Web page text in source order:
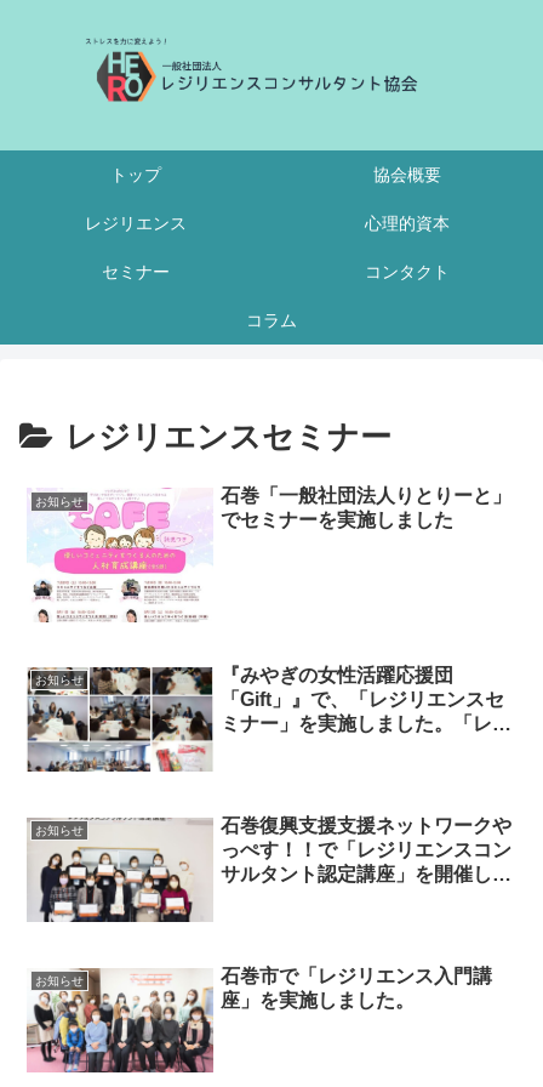
トップ 協会概要
レジリエンス 心理的資本
セミナー コンタクト
コラム
レジリエンスセミナー
お知らせ
石巻「一般社団法人りとりーと」
でセミナーを実施しました
お知らせ
『みやぎの女性活躍応援団
「Gift」』で、「レジリエンスセ
ミナー」を実施しました。「レジ
お知らせ
石巻復興支援支援ネットワークや
っぺす！！で「レジリエンスコン
サルタント認定講座」を開催しま
お知らせ
石巻市で「レジリエンス入門講
座」を実施しました。